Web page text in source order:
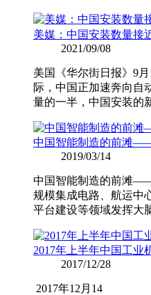
美媒：中国安装数量接
2021/09/08
美国《华尔街日报》9
际，中国正加速奔向自
量的一半，中国安装的
中国智能制造的前滩
2019/03/14
中国智能制造的前滩
规模集成电路、航运中
平台建设等领域发挥大
2017年上半年中国工业
2017/12/28
2017年12 月 14